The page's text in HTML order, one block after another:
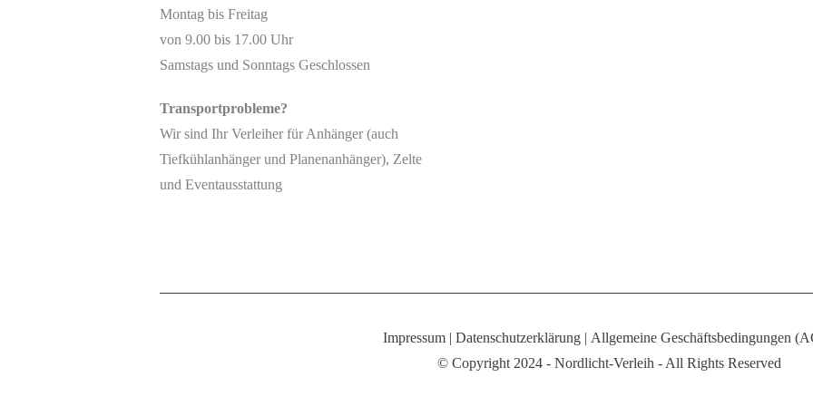
Montag bis Freitag
von 9.00 bis 17.00 Uhr
Samstags und Sonntags Geschlossen
Transportprobleme?
Wir sind Ihr Verleiher für Anhänger (auch
Tiefkühlanhänger und Planenanhänger), Zelte
und Eventausstattung
Impressum |Datenschutzerklärung | Allgemeine Geschäftsbedingungen
© Copyright 2024 - Nordlicht-Verleih - All Rights Reserved